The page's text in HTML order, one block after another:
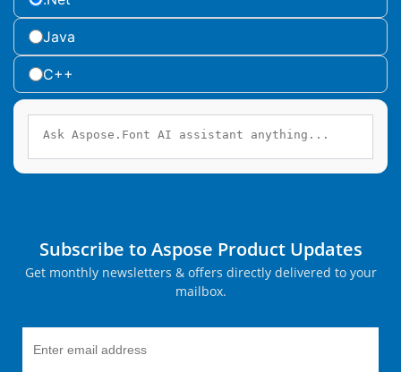
Java
C++
Subscribe to Aspose Product Updates
Get monthly newsletters & offers directly delivered to your
mailbox.